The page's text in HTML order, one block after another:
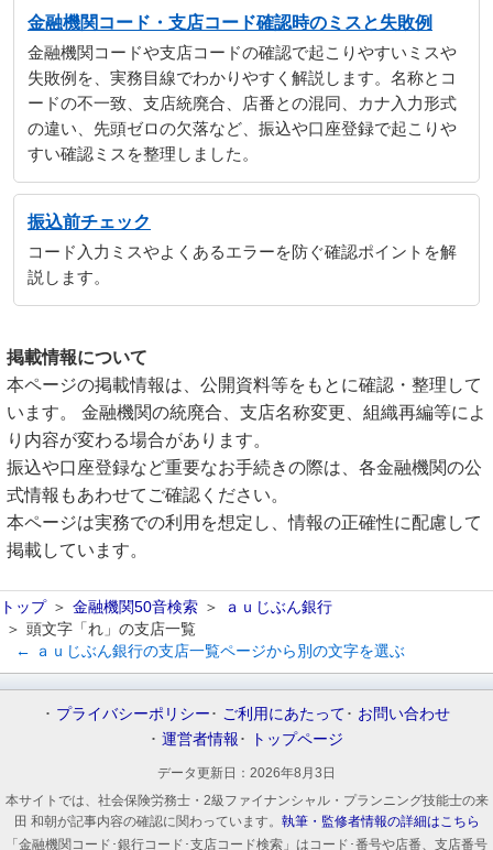
金融機関コード・支店コード確認時のミスと失敗例
金融機関コードや支店コードの確認で起こりやすいミスや
失敗例を、実務目線でわかりやすく解説します。名称とコ
ードの不一致、支店統廃合、店番との混同、カナ入力形式
の違い、先頭ゼロの欠落など、振込や口座登録で起こりや
すい確認ミスを整理しました。
振込前チェック
コード入力ミスやよくあるエラーを防ぐ確認ポイントを解
説します。
掲載情報について
本ページの掲載情報は、公開資料等をもとに確認・整理して
います。 金融機関の統廃合、支店名称変更、組織再編等によ
り内容が変わる場合があります。
振込や口座登録など重要なお手続きの際は、各金融機関の公
式情報もあわせてご確認ください。
本ページは実務での利用を想定し、情報の正確性に配慮して
掲載しています。
トップ 金融機関50音検索
ａｕじぶん銀行
頭文字「れ」の支店一覧
← ａｕじぶん銀行の支店一覧ページから別の文字を選ぶ
プライバシーポリシー ご利用にあたって
お問い合わせ
運営者情報
トップページ
データ更新日： 2026年8月3日
本サイトでは、社会保険労務士・2級ファイナンシャル・プランニング技能士の来
田 和朝が記事内容の確認に関わっています。 執筆・監修者情報の詳細はこちら
「金融機関コード･銀行コード･支店コード検索」はコード･番号や店番、支店番号